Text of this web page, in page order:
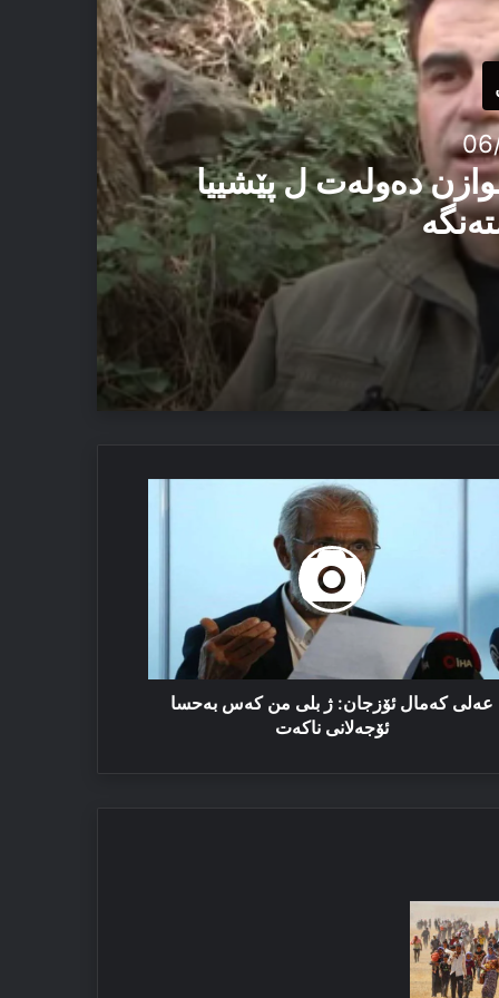
دەولەت ل پێشییا
ئاستەنگە
ئەڤ تاوان دوبارە نەبن
عەلی كەمال ئۆزجان: ژ بلی من کەس بەحسا
ئۆجەلانی ناکەت